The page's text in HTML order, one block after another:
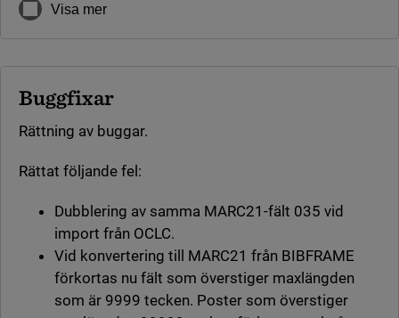
Visa mer
Buggfixar
Rättning av buggar.
Rättat följande fel:
Dubblering av samma MARC21-fält 035 vid
import från OCLC.
Vid konvertering till MARC21 från BIBFRAME
förkortas nu fält som överstiger maxlängden
som är 9999 tecken. Poster som överstiger